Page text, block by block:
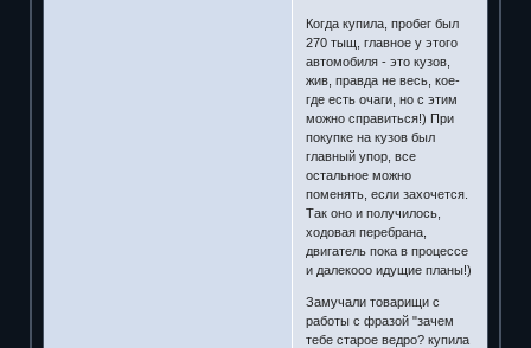
Когда купила, пробег был
270 тыщ, главное у этого
автомобиля - это кузов,
жив, правда не весь, кое-
где есть очаги, но с этим
можно справиться!) При
покупке на кузов был
главный упор, все
остальное можно
поменять, если захочется.
Так оно и получилось,
ходовая перебрана,
двигатель пока в процессе
и далекооо идущие планы!)
Замучали товарищи с
работы с фразой "зачем
тебе старое ведро? купила